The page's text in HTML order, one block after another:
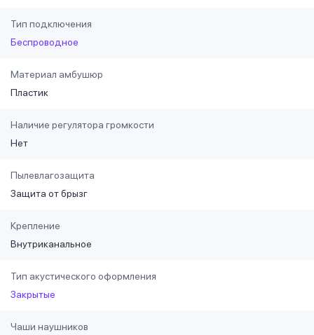
Тип подключения
Беспроводное
Материал амбушюр
Пластик
Наличие регулятора громкости
Нет
Пылевлагозащита
Защита от брызг
Крепление
Внутриканальное
Тип акустического оформления
Закрытые
Чаши наушников